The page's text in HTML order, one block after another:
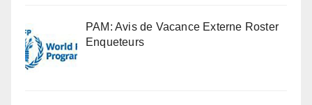
PAM: Avis de Vacance Externe Roster
Enqueteurs